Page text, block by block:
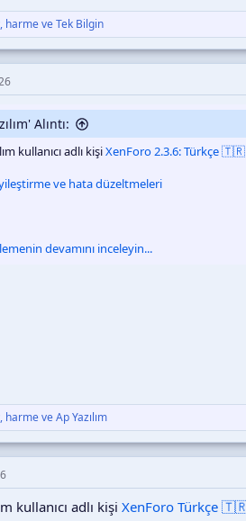
, harmeveTek Bilgin
Alıntı:
kullanıcı adlı kişiXenForo 2.3.6: Türkçe
ve hata düzeltmeleri
devamını inceleyin...
, harmeveAp Yazılım
kullanıcı adlı kişi XenForo Türkçe